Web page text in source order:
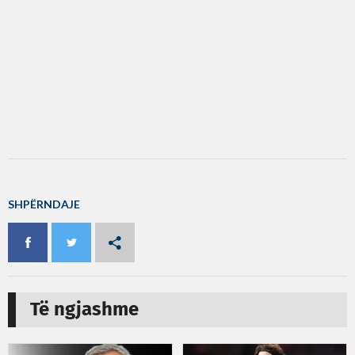
SHPËRNDAJE
Të ngjashme